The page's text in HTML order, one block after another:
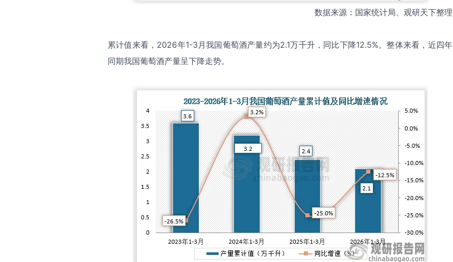
数据来源：国家统计局、观研天下整理
累计值来看，2026年1-3月我国葡萄酒产量约为2.1万千升，同比下降12.5%。整体来看，近四年
同期我国葡萄酒产量呈下降走势。